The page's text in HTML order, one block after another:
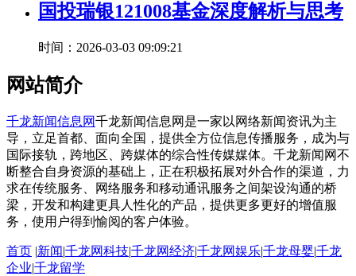
国投瑞银121008基金深度解析与思考
时间：2026-03-03 09:09:21
网站简介
千龙新闻信息网千龙新闻信息网是一家以网络新闻资讯为主
导，立足首都、面向全国，提供全方位信息传播服务，成为与
国际接轨，跨地区、跨媒体的综合性传媒媒体。千龙新闻网不
断整合自身资源的基础上，正在积极拓展对外合作的渠道，力
求在传统服务、网络服务和移动通讯服务之间架设沟通的桥
梁，开发和构建更具人性化的产品，提供更多更好的增值服
务，使用户得到愉阅的客户体验。
首页 |新闻|千龙网科技|千龙网经济|千龙网娱乐|千龙母婴|千龙
企业|千龙留学